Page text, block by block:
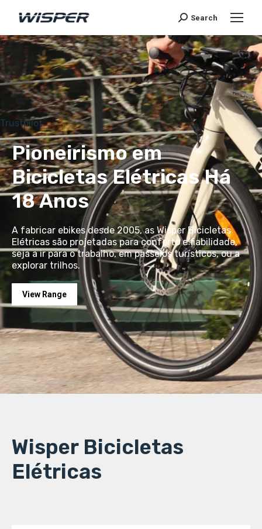
Search
Trustpilot
Pioneirismo em
Bicicletas Elétricas Há
18 Anos
A fabricar ebikes desde 2005, as Wisper Bicicletas
Elétricas são projetadas para conforto e fiabilidade,
seja a ir para o trabalho, em passeios turísticos, ou a
explorar trilhos.
View Range
Wisper Bicicletas
Elétricas